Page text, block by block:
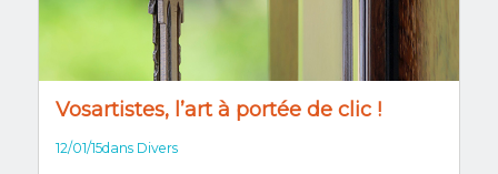
Vosartistes, l’art à portée de clic !
12/01/15dans Divers